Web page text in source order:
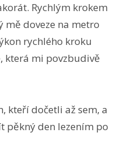
Rychlým krokem
mě doveze na metro
rychlého kroku
která mi povzbudivě
kteří dočetli až sem, a
pěkný den lezením po